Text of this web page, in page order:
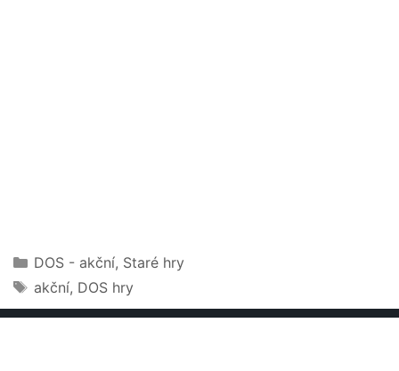
Rubriky
DOS - akční, Staré hry
Štítky
akční, DOS hry